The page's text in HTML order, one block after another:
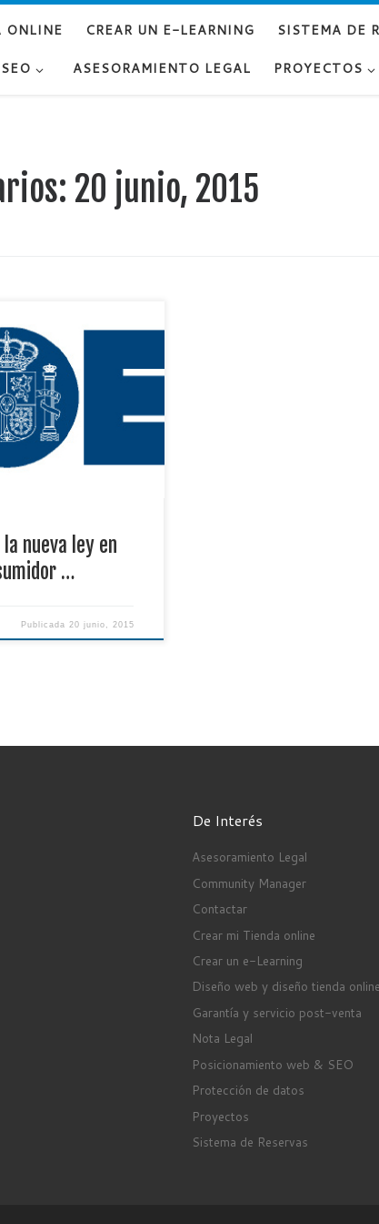
ONLINE CREAR UN E-LEARNING
SISTEMA DE
ASESORAMIENTO LEGAL PROYECTOS
20 junio, 2015
aprobó la nueva Ley
se establece la
al consumidor de
Esta ley entra
Junio del 2014, por
de […]
nueva ley en
…
Publicada 20 junio, 2015
De Interés
Asesoramiento Legal
Community Manager
Contactar
Crear mi Tienda online
Crear un e-Learning
Diseño web y diseño tienda online
Garantía y servicio post-venta
Nota Legal
Posicionamiento web & SEO
Protección de datos
Proyectos
Sistema de Reservas